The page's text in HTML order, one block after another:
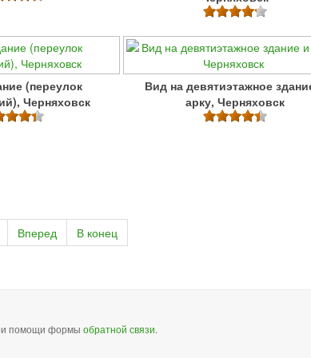
(переулок
Черняховск
Вид на девятиэтажное
арку, Черняховск
Вперед В конец
помощи формы обратной связи.